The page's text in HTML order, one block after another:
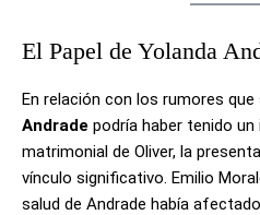
El Papel de Yolanda
En relación con los rumores que
Andrade podría haber tenido
matrimonial de Oliver, la
vínculo significativo. Emilio
salud de Andrade había